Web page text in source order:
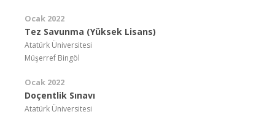
Ocak 2022
Tez Savunma (Yüksek Lisans)
Atatürk Üniversitesi
Müşerref Bingöl
Ocak 2022
Doçentlik Sınavı
Atatürk Üniversitesi